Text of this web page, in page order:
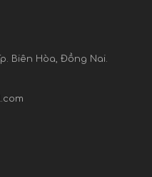
Biên Hòa, Đồng Nai.